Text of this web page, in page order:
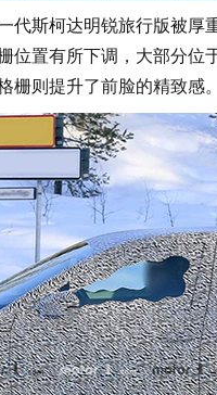
斯柯达明锐旅行版被厚
位置有所下调，大部分
栅则提升了前脸的精致感。